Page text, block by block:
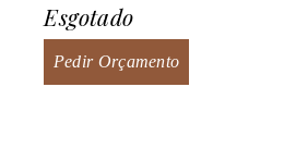
Esgotado
Pedir Orçamento